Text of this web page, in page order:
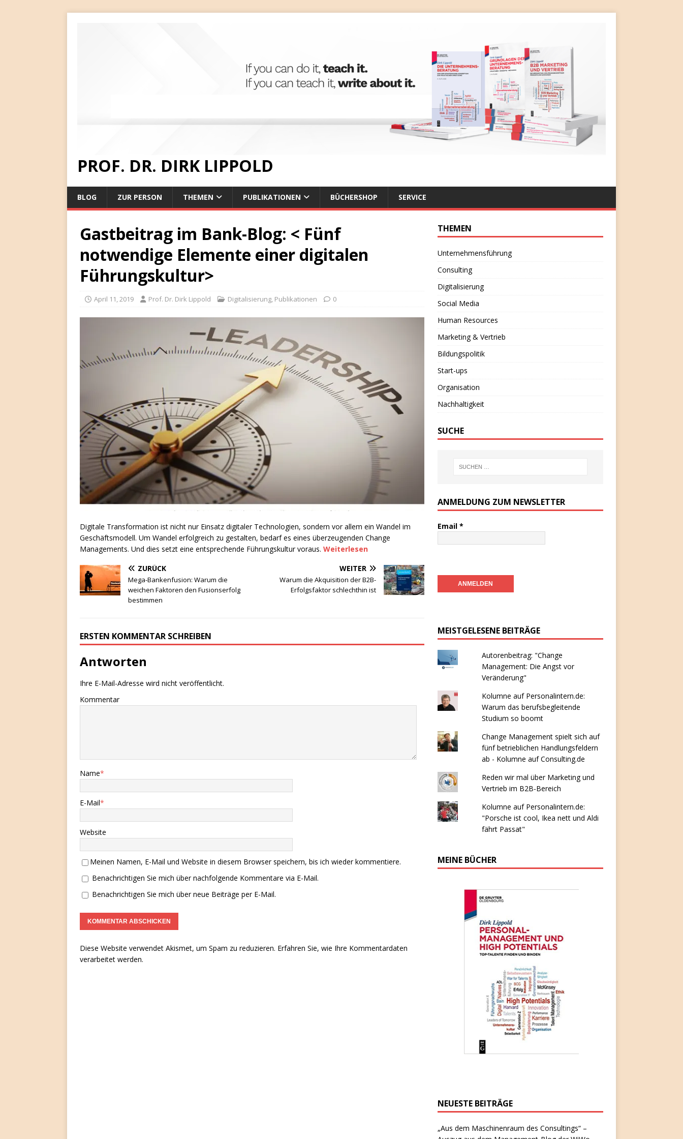
PROF. DR. DIRK LIPPOLD
BLOG ZUR PERSON THEMEN PUBLIKATIONEN BÜCHERSHOP SERVICE
Gastbeitrag im Bank-Blog: < Fünf
notwendige Elemente einer digitalen
Führungskultur>
April 11, 2019 Prof. Dr. Dirk Lippold Digitalisierung, Publikationen 0
Digitale Transformation ist nicht nur Einsatz digitaler Technologien, sondern vor allem ein Wandel im
Geschäftsmodell. Um Wandel erfolgreich zu gestalten, bedarf es eines überzeugenden Change
Managements. Und dies setzt eine entsprechende Führungskultur voraus. Weiterlesen
ZURÜCK
Mega-Bankenfusion: Warum die
weichen Faktoren den Fusionserfolg
bestimmen
WEITER
Warum die Akquisition der B2B-
Erfolgsfaktor schlechthin ist
ERSTEN KOMMENTAR SCHREIBEN
Antworten
Ihre E-Mail-Adresse wird nicht veröffentlicht.
Kommentar
Name*
E-Mail*
Website
Meinen Namen, E-Mail und Website in diesem Browser speichern, bis ich wieder kommentiere.
Benachrichtigen Sie mich über nachfolgende Kommentare via E-Mail.
Benachrichtigen Sie mich über neue Beiträge per E-Mail.
Diese Website verwendet Akismet, um Spam zu reduzieren. Erfahren Sie, wie Ihre Kommentardaten
verarbeitet werden.
THEMEN
Unternehmensführung
Consulting
Digitalisierung
Social Media
Human Resources
Marketing & Vertrieb
Bildungspolitik
Start-ups
Organisation
Nachhaltigkeit
SUCHE
ANMELDUNG ZUM NEWSLETTER
Email *
MEISTGELESENE BEITRÄGE
Autorenbeitrag: "Change
Management: Die Angst vor
Veränderung"
Kolumne auf Personalintern.de:
Warum das berufsbegleitende
Studium so boomt
Change Management spielt sich auf
fünf betrieblichen Handlungsfeldern
ab - Kolumne auf Consulting.de
Reden wir mal über Marketing und
Vertrieb im B2B-Bereich
Kolumne auf Personalintern.de:
"Porsche ist cool, Ikea nett und Aldi
fährt Passat"
MEINE BÜCHER
NEUESTE BEITRÄGE
„Aus dem Maschinenraum des Consultings“ –